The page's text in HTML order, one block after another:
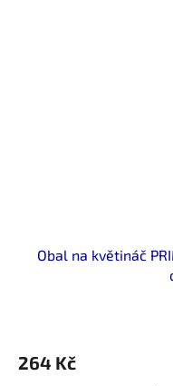
Obal na květináč
264 Kč